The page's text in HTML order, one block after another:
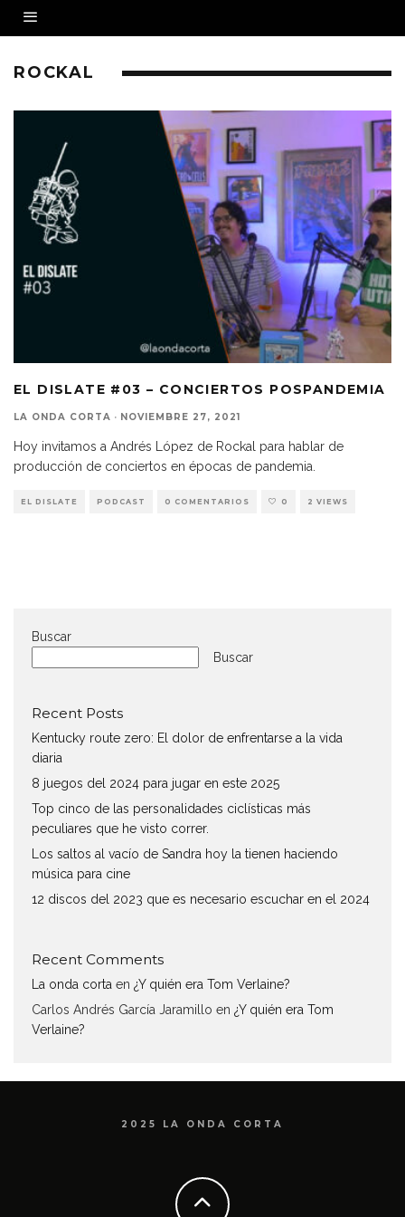
ROCKAL
EL DISLATE #03 – CONCIERTOS POSPANDEMIA
LA ONDA CORTA · NOVIEMBRE 27, 2021
Hoy invitamos a Andrés López de Rockal para hablar de
producción de conciertos en épocas de pandemia.
EL DISLATE PODCAST 0 COMENTARIOS 0 2 VIEWS
Buscar
Buscar
Recent Posts
Kentucky route zero: El dolor de enfrentarse a la vida
diaria
8 juegos del 2024 para jugar en este 2025
Top cinco de las personalidades ciclísticas más
peculiares que he visto correr.
Los saltos al vacío de Sandra hoy la tienen haciendo
música para cine
12 discos del 2023 que es necesario escuchar en el 2024
Recent Comments
La onda corta en ¿Y quién era Tom Verlaine?
Carlos Andrés García Jaramillo en ¿Y quién era Tom
Verlaine?
2025 LA ONDA CORTA